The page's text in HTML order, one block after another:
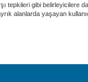
tepkileri gibi
alanlarda yaşayan